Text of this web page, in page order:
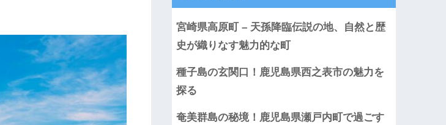
宮崎県高原町 – 天孫降臨伝説の地、自然と歴
史が織りなす魅力的な町
種子島の玄関口！鹿児島県西之表市の魅力を
探る
奄美群島の秘境！鹿児島県瀬戸内町で過ごす